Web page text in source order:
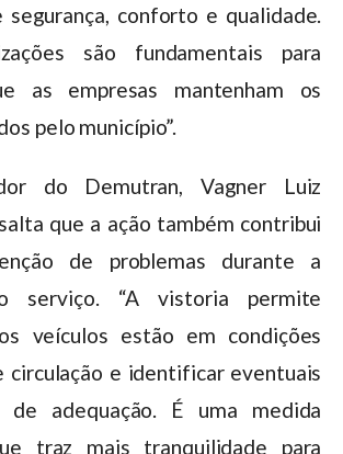
segurança, conforto e qualidade.
são fundamentais para
as empresas mantenham os
pelo município”.
do Demutran, Vagner Luiz
que a ação também contribui
de problemas durante a
serviço. “A vistoria permite
veículos estão em condições
circulação e identificar eventuais
de adequação. É uma medida
traz mais tranquilidade para